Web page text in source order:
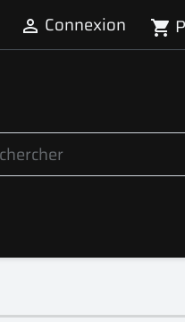
 Connexion shopping_cart